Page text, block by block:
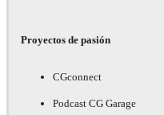
Proyectos de pasión
CGconnect
Podcast CG Garage